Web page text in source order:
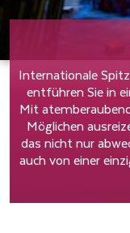
Internationale
entführen Sie in
Mit
Möglichen
das nicht nur
auch von einer